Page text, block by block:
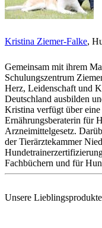
Kristina Ziemer-Falke,
Gemeinsam mit ihrem
Schulungszentrum
Herz, Leidenschaft und
Deutschland ausbilden
Kristina verfügt über
Ernährungsberaterin für
Arzneimittelgesetz.
der Tierärztekammer
Fachbüchern und für
Unsere